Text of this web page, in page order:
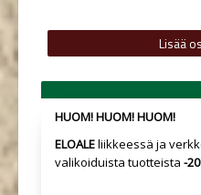
HUOM! HUOM! HUOM!
ELOALEliikkeessä ja
valikoiduista tuotteista -